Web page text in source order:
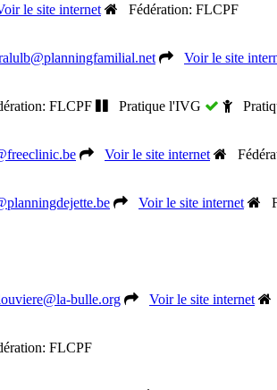
le site internet
Fédération: FLCPF
Voir le site
FLCPF Pratique l'IVG
Voir le site internet
Voir le site internet
bulle.org Voir le site internet
FLCPF